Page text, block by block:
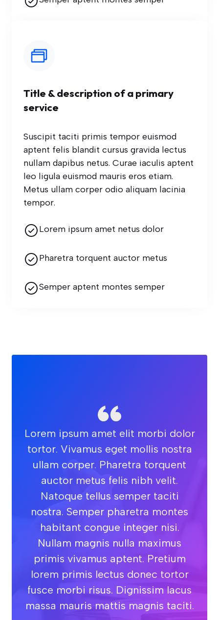
Title & description of a primary
service
Suscipit taciti primis tempor euismod
aptent felis blandit cursus gravida lectus
nullam dapibus netus. Curae iaculis aptent
leo ligula euismod mauris eros etiam.
Metus ullam corper odio aliquam lacinia
tempor.
Lorem ipsum amet netus dolor
Pharetra torquent auctor metus
Semper aptent montes semper
Lorem ipsum amet elit morbi dolor
tortor. Vivamus eget mollis nostra
ullam corper. Pharetra torquent
auctor metus felis nibh velit.
Natoque tellus semper taciti
nostra. Semper pharetra montes
habitant congue integer nisi.
Nullam magnis nulla maximus
primis vivamus aptent. Pretium
lorem primis lectus donec tortor
fusce morbi risus. Dignissim lacus
massa mauris mattis magnis taciti.